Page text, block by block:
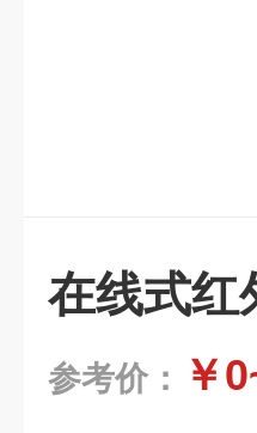
在线式红
参考价： ￥